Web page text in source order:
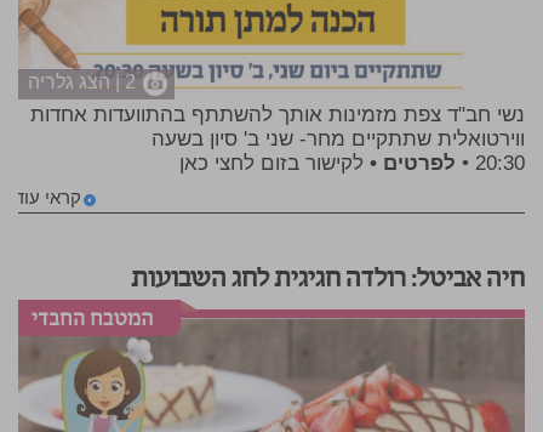
2 | הצג גלריה
נשי חב"ד צפת מזמינות אותך להשתתף בהתוועדות אחדות
ווירטואלית שתתקיים מחר- שני ב' סיון בשעה
20:30 •
לפרטים • לקישור בזום לחצי כאן
קראי עוד
חיה אביטל: רולדה חגיגית לחג השבועות